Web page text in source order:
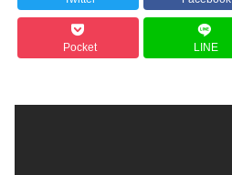
Pocket LINE